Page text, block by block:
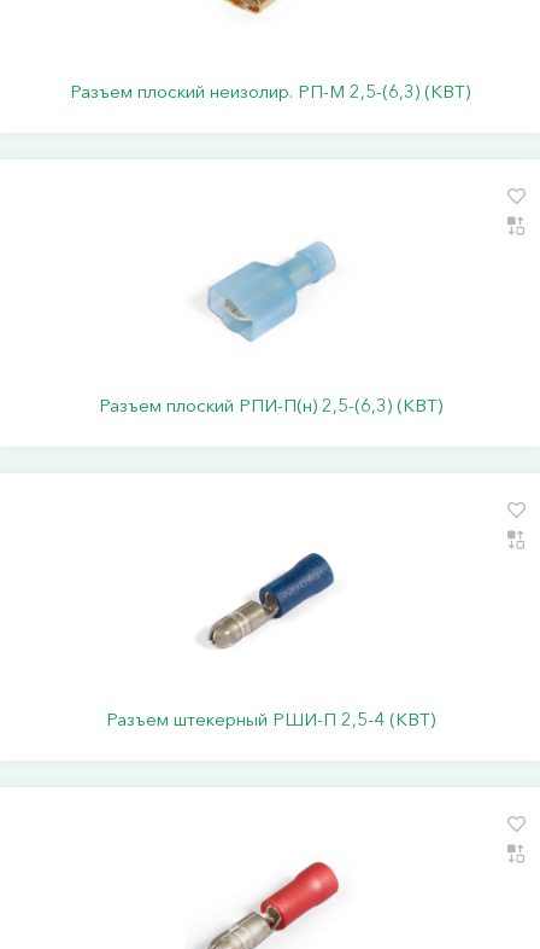
Разъем плоский неизолир. РП-М 2,5-(6,3) (КВТ)
Разъем плоский РПИ-П(н) 2,5-(6,3) (КВТ)
Разъем штекерный РШИ-П 2,5-4 (КВТ)